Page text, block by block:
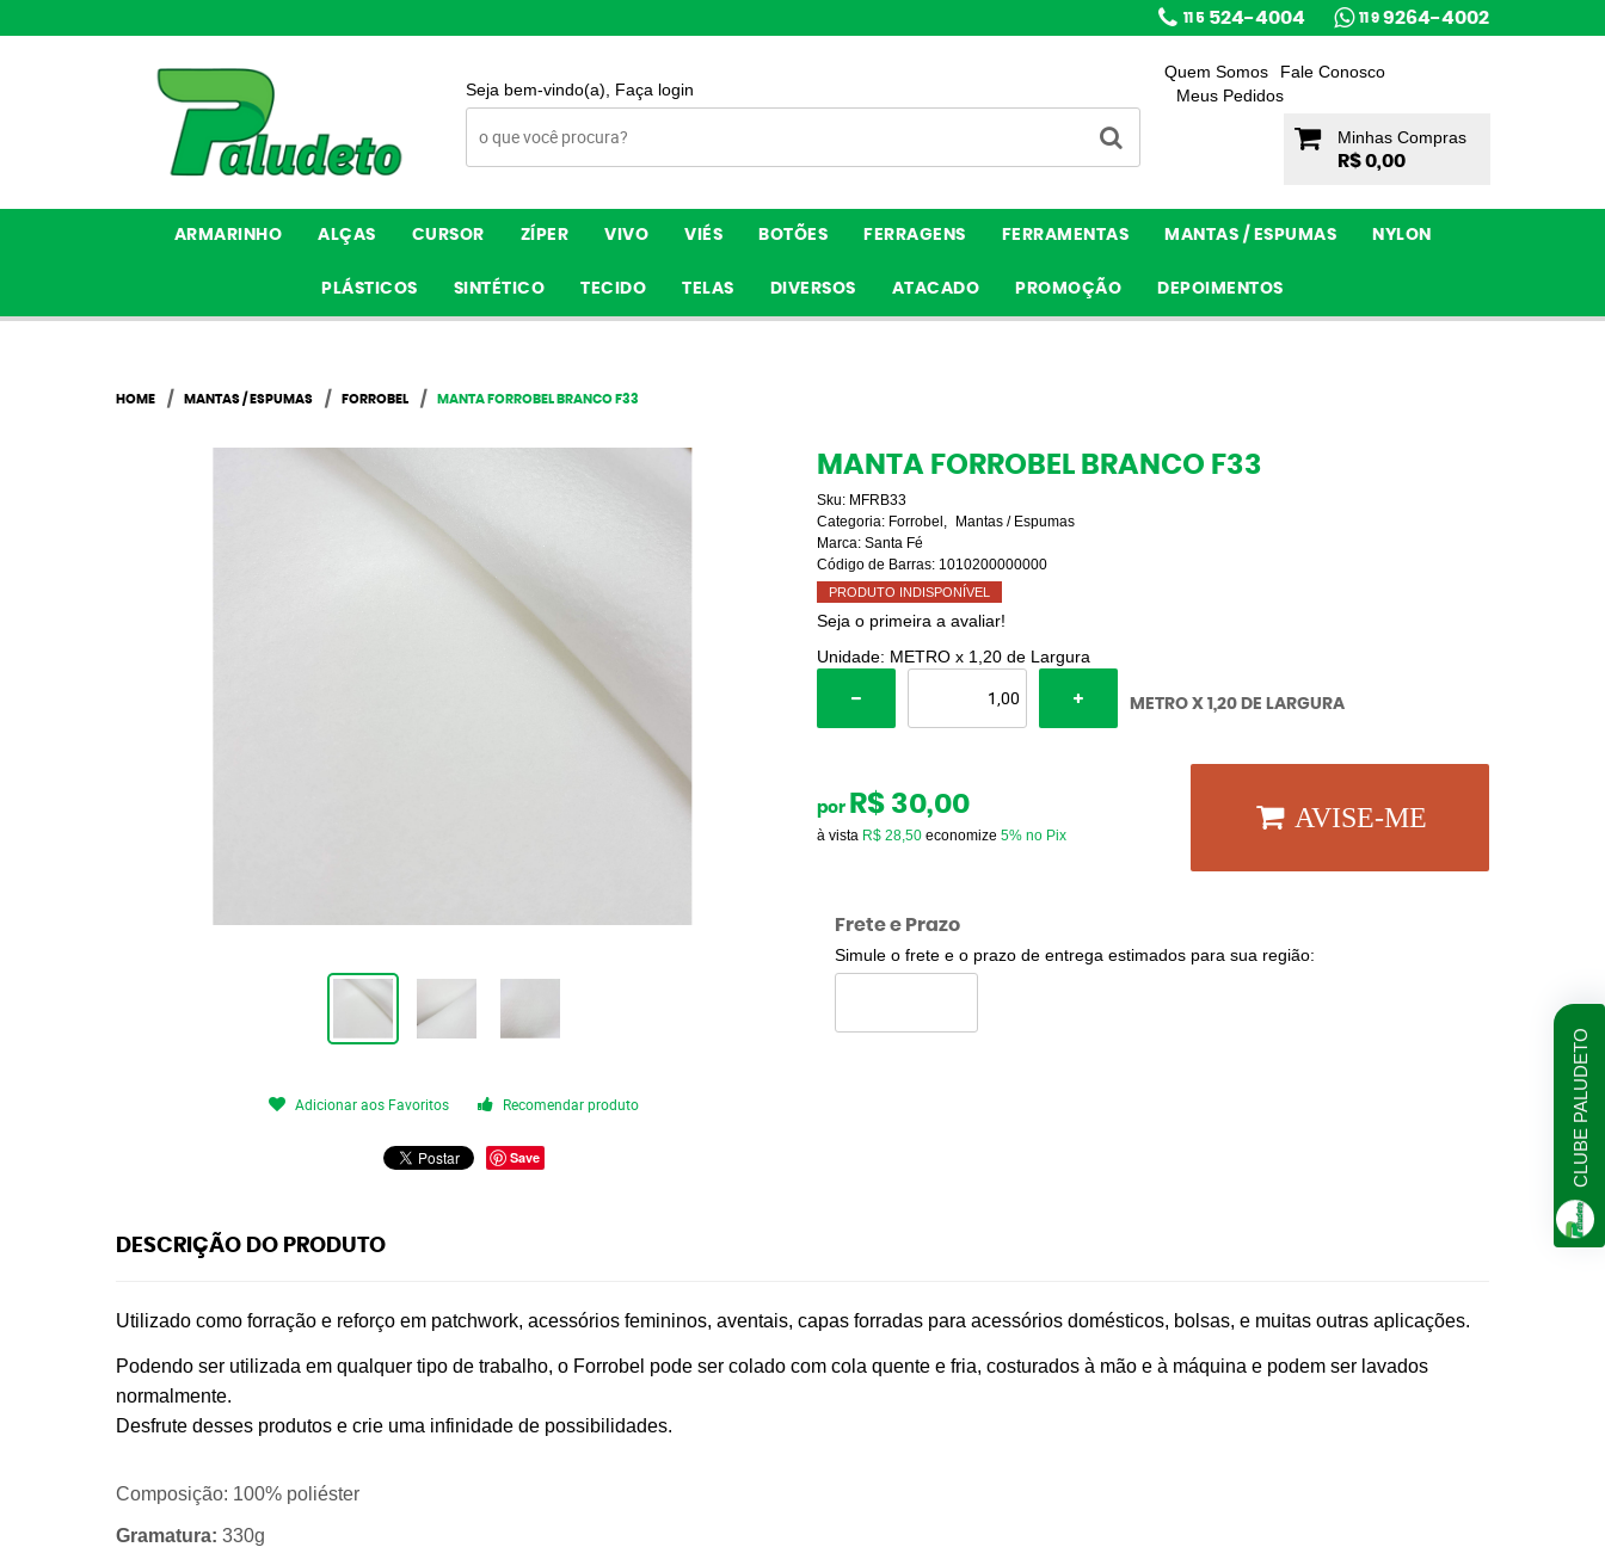
11 5 524-4004 11 9 9264-4002
Seja bem-vindo(a), Faça login
Quem Somos
Fale Conosco
Meus Pedidos
Minhas Compras
R$ 0,00
ARMARINHO ALÇAS CURSOR ZÍPER VIVO VIÉS BOTÕES FERRAGENS FERRAMENTAS MANTAS / ESPUMAS NYLON
PLÁSTICOS SINTÉTICO TECIDO TELAS DIVERSOS ATACADO PROMOÇÃO DEPOIMENTOS
HOME MANTAS / ESPUMAS FORROBEL MANTA FORROBEL BRANCO F33
Adicionar aos Favoritos Recomendar produto
Save
MANTA FORROBEL BRANCO F33
Sku: MFRB33
Categoria: Forrobel
Mantas / Espumas
Marca: Santa Fé
Código de Barras: 1010200000000
PRODUTO INDISPONÍVEL
Seja o primeira a avaliar!
Unidade: METRO x 1,20 de Largura
METRO X 1,20 DE LARGURA
por R$ 30,00
à vista R$ 28,50economize 5% no Pix
AVISE-ME
Frete e Prazo
Simule o frete e o prazo de entrega estimados para sua região:
DESCRIÇÃO DO PRODUTO
Utilizado como forração e reforço em patchwork, acessórios femininos, aventais, capas forradas para acessórios domésticos, bolsas, e muitas outras aplicações.
Podendo ser utilizada em qualquer tipo de trabalho, o Forrobel pode ser colado com cola quente e fria, costurados à mão e à máquina e podem ser lavados
normalmente.
Desfrute desses produtos e crie uma infinidade de possibilidades.
Composição: 100% poliéster
Gramatura: 330g
CLUBE PALUDETO